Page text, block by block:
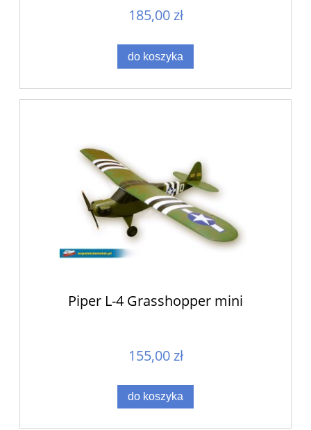
185,00 zł
do koszyka
Piper L-4 Grasshopper mini
155,00 zł
do koszyka